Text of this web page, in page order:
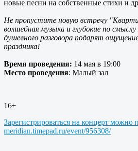
новые песни на собственные стихи и
Не пропустите новую встречу
волшебная музыка и глубокие по
душевного разговора подарят
праздника!
Время проведения: 14 мая в 19:00
Место проведения: Малый зал
16+
Зарегистрироваться на концерт можно
meridian.timepad.ru/event/956308/